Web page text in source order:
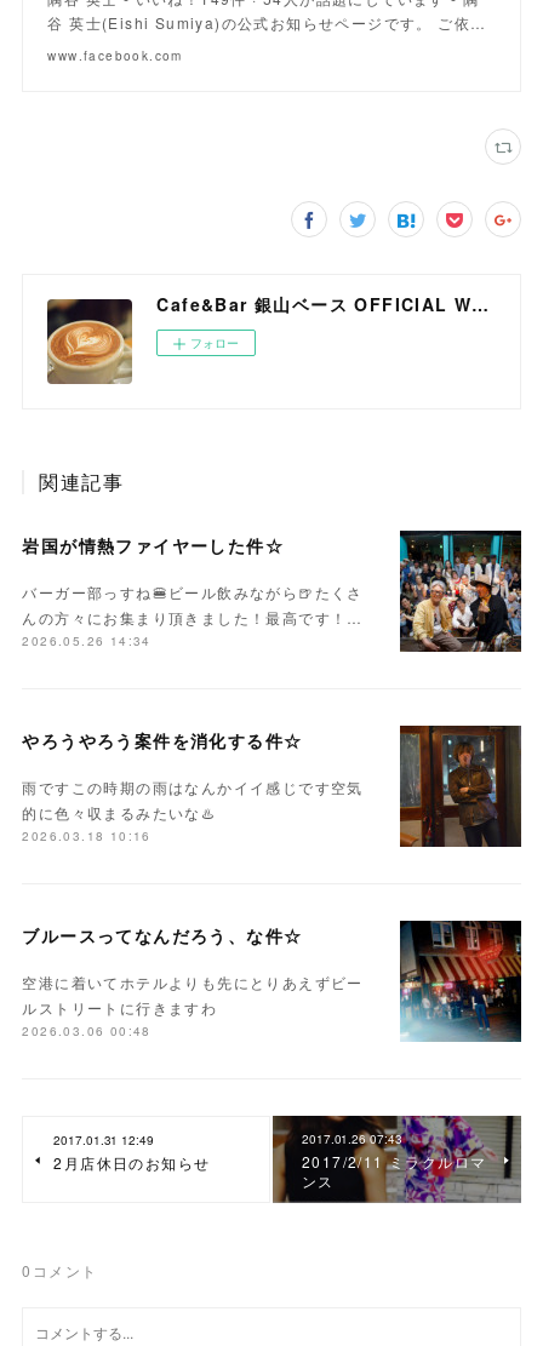
谷 英士(Eishi Sumiya)の公式お知らせページです。 ご依…
www.facebook.com
Cafe&Bar 銀山ベース OFFICIAL WEB SITE
フォロー
関連記事
岩国が情熱ファイヤーした件☆
バーガー部っすね🍔ビール飲みながら🍺たくさ
んの方々にお集まり頂きました！最高です！…
2026.05.26 14:34
やろうやろう案件を消化する件☆
雨ですこの時期の雨はなんかイイ感じです空気
的に色々収まるみたいな♨️
2026.03.18 10:16
ブルースってなんだろう、な件☆
空港に着いてホテルよりも先にとりあえずビー
ルストリートに行きますわ
2026.03.06 00:48
2017.01.31 12:49
2月店休日のお知らせ
2017.01.26 07:43
2017/2/11 ミラクルロマ
ンス
0 コメント